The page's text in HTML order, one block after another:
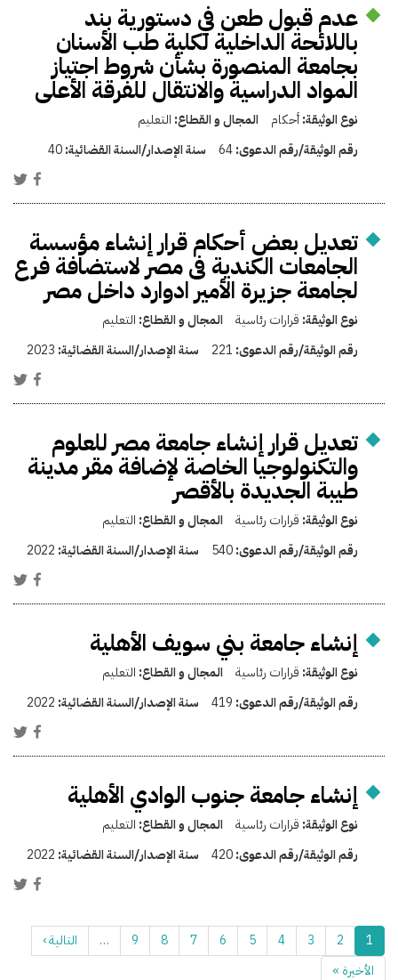
عدم قبول طعن في دستورية بند
باللائحة الداخلية لكلية طب الأسنان
بجامعة المنصورة بشأن شروط اجتياز
المواد الدراسية والانتقال للفرقة الأعلى
نوع الوثيقة:أحكام المجال و القطاع: التعليم
رقم الوثيقة/رقم الدعوى:64 سنة الإصدار/السنة القضائية:40
تعديل بعض أحكام قرار إنشاء مؤسسة
الجامعات الكندية فى مصر لاستضافة فرع
لجامعة جزيرة الأمير ادوارد داخل مصر
نوع الوثيقة: قرارات رئاسية المجال و القطاع: التعليم
رقم الوثيقة/رقم الدعوى: 221 سنة الإصدار/السنة القضائية: 2023
تعديل قرار إنشاء جامعة مصر للعلوم
والتكنولوجيا الخاصة لإضافة مقر مدينة
طيبة الجديدة بالأقصر
نوع الوثيقة: قرارات رئاسية المجال و القطاع: التعليم
رقم الوثيقة/رقم الدعوى:540 سنة الإصدار/السنة القضائية: 2022
إنشاء جامعة بني سويف الأهلية
نوع الوثيقة: قرارات رئاسية المجال و القطاع: التعليم
رقم الوثيقة/رقم الدعوى: 419 سنة الإصدار/السنة القضائية: 2022
إنشاء جامعة جنوب الوادي الأهلية
نوع الوثيقة: قرارات رئاسية المجال و القطاع: التعليم
رقم الوثيقة/رقم الدعوى:420 سنة الإصدار/السنة القضائية: 2022
1
2
3
4
5
6
7
8
9
…
التالية ›
الأخيرة »